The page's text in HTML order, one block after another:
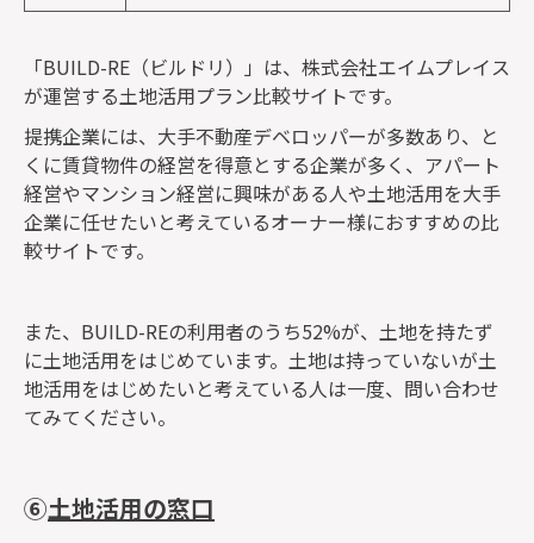
「BUILD-RE（ビルドリ）」は、株式会社エイムプレイス
が運営する土地活用プラン比較サイトです。
提携企業には、大手不動産デベロッパーが多数あり、と
くに賃貸物件の経営を得意とする企業が多く、アパート
経営やマンション経営に興味がある人や土地活用を大手
企業に任せたいと考えているオーナー様におすすめの比
較サイトです。
また、BUILD-REの利用者のうち52%が、土地を持たず
に土地活用をはじめています。土地は持っていないが土
地活用をはじめたいと考えている人は一度、問い合わせ
てみてください。
⑥土地活用の窓口